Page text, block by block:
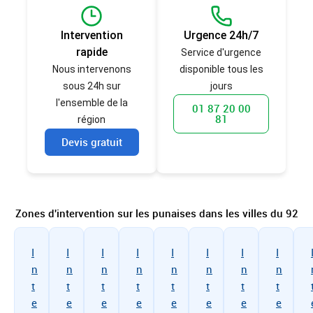
Intervention
rapide
Nous intervenons
sous 24h sur
l'ensemble de la
région
Devis gratuit
Urgence 24h/7
Service d'urgence
disponible tous les
jours
01 87 20 00
81
Zones d'intervention sur les punaises dans les villes du 92
I
n
t
e
I
n
t
e
I
n
t
e
I
n
t
e
I
n
t
e
I
n
t
e
I
n
t
e
I
n
t
e
I